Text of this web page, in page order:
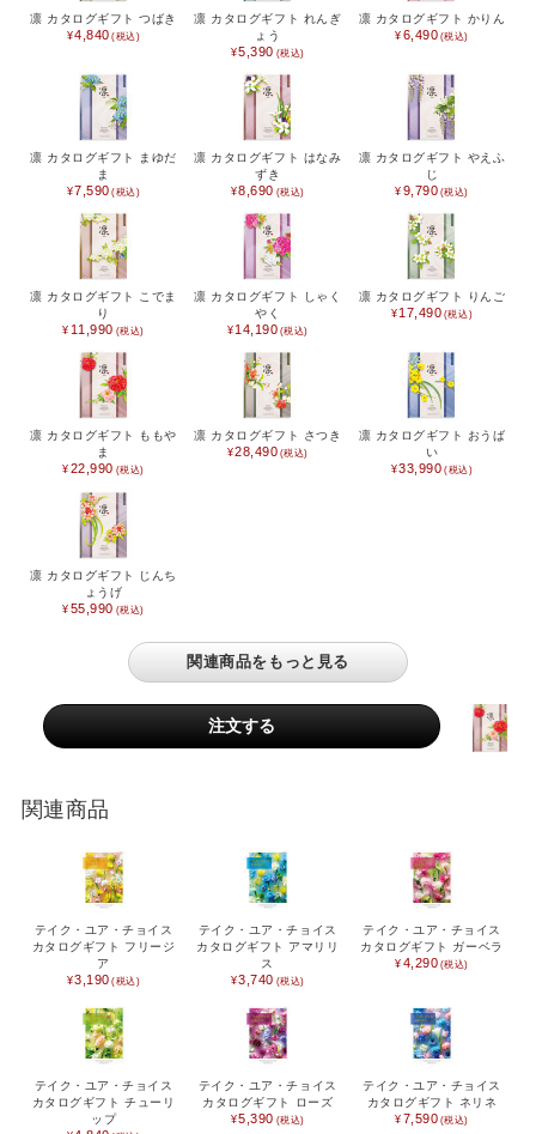
凛 カタログギフト つばき
4,840
凛 カタログギフト れんぎ
ょう
5,390
凛 カタログギフト かりん
6,490
凛 カタログギフト まゆだ
ま
7,590
凛 カタログギフト はなみ
ずき
8,690
凛 カタログギフト やえふ
じ
9,790
凛 カタログギフト こでま
り
11,990
凛 カタログギフト しゃく
やく
14,190
凛 カタログギフト りんご
17,490
凛 カタログギフト ももや
ま
22,990
凛 カタログギフト さつき
28,490
凛 カタログギフト おうば
い
33,990
凛 カタログギフト じんち
ょうげ
55,990
関連商品をもっと見る
関連商品
テイク・ユア・チョイス
カタログギフト フリージ
ア
3,190
テイク・ユア・チョイス
カタログギフト アマリリ
ス
3,740
テイク・ユア・チョイス
カタログギフト ガーベラ
4,290
テイク・ユア・チョイス
カタログギフト チューリ
ップ
テイク・ユア・チョイス
カタログギフト ローズ
5,390
テイク・ユア・チョイス
カタログギフト ネリネ
7,590